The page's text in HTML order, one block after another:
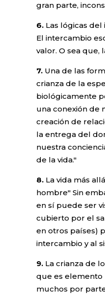
gran parte,
6. Las lógicas
El intercambio
valor. O sea que,
7. Una de las
crianza de la
biológicamente
una conexión de
creación de
la entrega del
nuestra
de la vida."
8. La vida más
hombre" Sin
en sí puede ser
cubierto por el
en otros países)
intercambio y al
9. La crianza de
que es elemento
muchos por